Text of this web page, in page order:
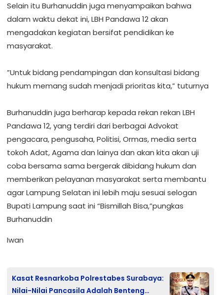
‎Selain itu Burhanuddin juga menyampaikan bahwa
dalam waktu dekat ini, LBH Pandawa 12 akan
mengadakan kegiatan bersifat pendidikan ke
masyarakat.
‎”Untuk bidang pendampingan dan konsultasi bidang
hukum memang sudah menjadi prioritas kita,” tuturnya
‎Burhanuddin juga berharap kepada rekan rekan LBH
Pandawa 12, yang terdiri dari berbagai Advokat
pengacara, pengusaha, Politisi, Ormas, media serta
tokoh Adat, Agama dan lainya dan akan kita akan uji
coba bersama sama bergerak dibidang hukum dan
memberikan pelayanan masyarakat serta membantu
agar Lampung Selatan ini lebih maju sesuai selogan
Bupati Lampung saat ini “Bismillah Bisa,”pungkas
Burhanuddin
Iwan
Kasat Resnarkoba Polrestabes Surabaya:
Nilai-Nilai Pancasila Adalah Benteng